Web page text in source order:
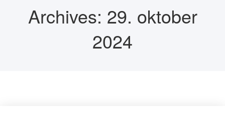
Archives: 29. oktober
2024